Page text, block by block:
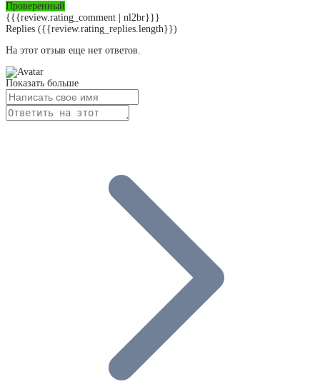
Проверенный
{{{review.rating_comment | nl2br}}}
Replies ({{review.rating_replies.length}})
На этот отзыв еще нет ответов.
Показать больше